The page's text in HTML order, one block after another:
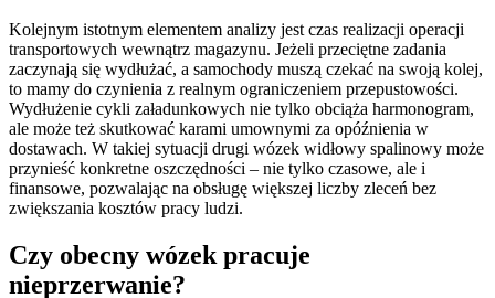
Kolejnym istotnym elementem analizy jest czas realizacji operacji
transportowych wewnątrz magazynu. Jeżeli przeciętne zadania
zaczynają się wydłużać, a samochody muszą czekać na swoją kolej,
to mamy do czynienia z realnym ograniczeniem przepustowości.
Wydłużenie cykli załadunkowych nie tylko obciąża harmonogram,
ale może też skutkować karami umownymi za opóźnienia w
dostawach. W takiej sytuacji drugi wózek widłowy spalinowy może
przynieść konkretne oszczędności – nie tylko czasowe, ale i
finansowe, pozwalając na obsługę większej liczby zleceń bez
zwiększania kosztów pracy ludzi.
Czy obecny wózek pracuje
nieprzerwanie?